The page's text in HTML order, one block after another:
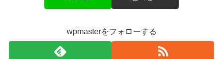
wpmasterをフォローする